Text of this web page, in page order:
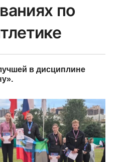
по
в дисциплине